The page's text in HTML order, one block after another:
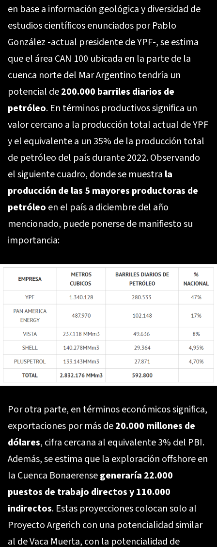
en base a información geológica y diversidad de
estudios científicos enunciados por Pablo
González -actual presidente de YPF-, se estima
que el área CAN 100 ubicada en la parte de la
cuenca norte del Mar Argentino tendría un
potencial de200.000 barriles diarios de
petróleo. En términos productivos significa un
valor cercano a la producción total actual de YPF
y el equivalente a un 35% de la producción total
de petróleo del país durante 2022. Observando
el siguiente cuadro, donde se muestra la
producción de las 5 mayores productoras de
petróleo en el país a diciembre del año
mencionado, puede ponerse de manifiesto su
importancia:
Por otra parte, en términos económicos significa,
exportaciones por más de20.000 millones de
dólares, cifra cercana al equivalente 3% del PBI.
Además, se estima que la exploración offshore en
la Cuenca Bonaerensegeneraría 22.000
puestos de trabajo directosy 110.000
indirectos. Estas proyecciones colocan solo al
Proyecto Argerich con una potencialidad similar
al de Vaca Muerta, con la potencialidad de